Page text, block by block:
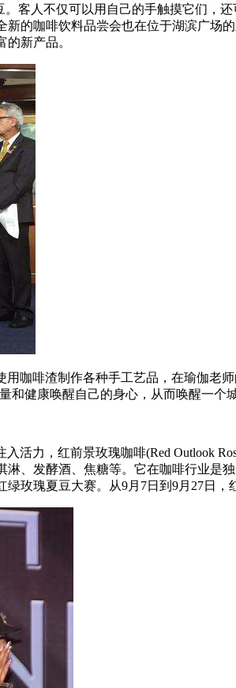
客人不仅可以用自己的手触摸它们，
的咖啡饮料品尝会也在位于湖滨广场
新产品。
咖啡渣制作各种手工艺品，在瑜伽
和健康唤醒自己的身心，从而唤醒一个
活力，红前景玫瑰咖啡(Red Outlook
、发酵酒、焦糖等。它在咖啡行业
玫瑰夏豆大赛。从9月7日到9月27日